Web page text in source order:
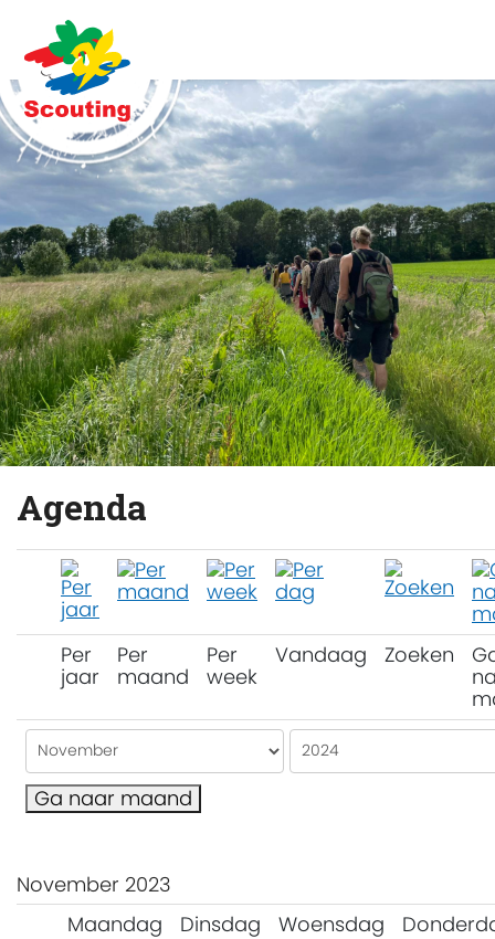
Agenda
Per
jaar
Per
maand
Per
week
Vandaag Zoeken
Ga naar maand
November 2023
Maandag
Dinsdag Woensdag